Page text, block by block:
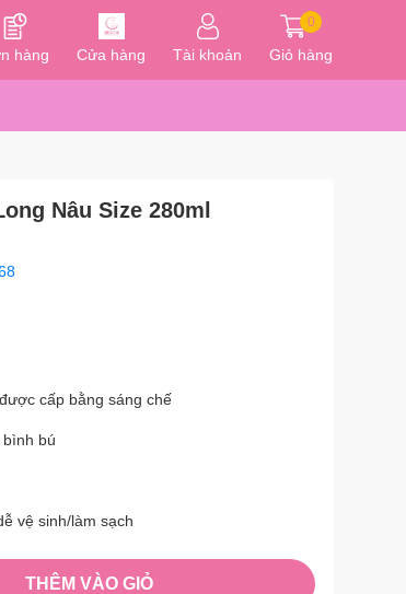
hàng Cửa hàng Tài khoản
0
Giỏ hàng
Nâu Size 280ml
cấp bằng sáng chế
bú
vệ sinh/làm sạch
THÊM VÀO GIỎ